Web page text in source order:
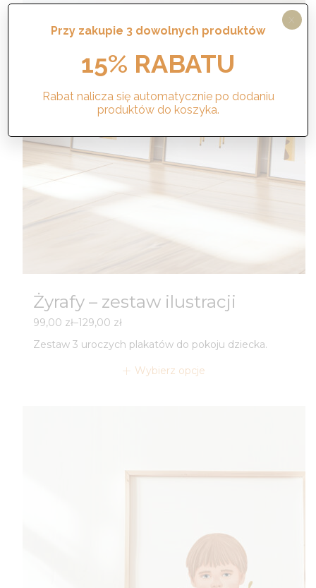
Żyrafy – zestaw ilustracji
99,00 zł–129,00 zł
Zakres
od
Zestaw 3 uroczych plakatów do pokoju dziecka.
Wybierz opcje
Przy zakupie 3 dowolnych produktów
15% RABATU
Rabat nalicza się automatycznie po dodaniu
produktów do koszyka.
X